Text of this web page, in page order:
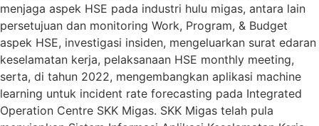
menjaga aspek HSE pada industri hulu migas, antara lain
persetujuan dan monitoring Work, Program, & Budget
aspek HSE, investigasi insiden, mengeluarkan surat edaran
keselamatan kerja, pelaksanaan HSE monthly meeting,
serta, di tahun 2022, mengembangkan aplikasi machine
learning untuk incident rate forecasting pada Integrated
Operation Centre SKK Migas. SKK Migas telah pula